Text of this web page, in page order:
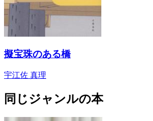
擬宝珠のある橋
宇江佐 真理
同じジャンルの本